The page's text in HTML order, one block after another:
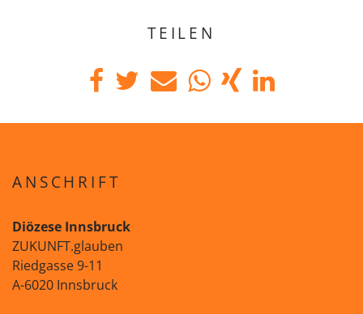
TEILEN
ANSCHRIFT
Diözese Innsbruck
ZUKUNFT.glauben
Riedgasse 9-11
A-6020 Innsbruck